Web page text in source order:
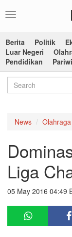
Toggle
Berita
Politik
Luar Negeri
Pendidikan
News Olahraga
Liga
05 May 2016 04:49